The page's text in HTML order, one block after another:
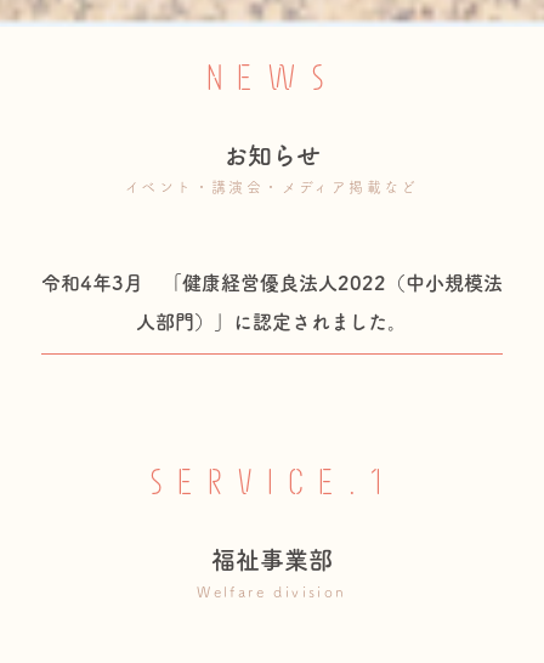
NEWS
お知らせ
イベント・講演会・メディア掲載など
令和4年3月 「健康経営優良法人2022（中小規模法
人部門）」に認定されました。
SERVICE.1
福祉事業部
Welfare division